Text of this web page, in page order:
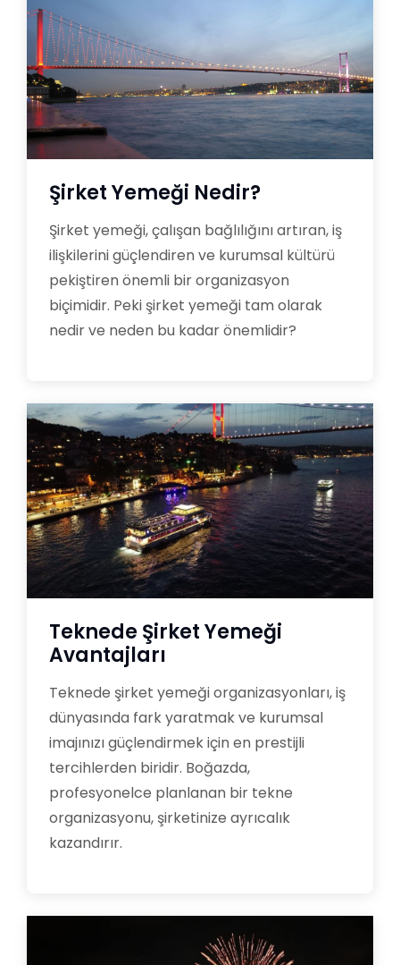
Şirket Yemeği Nedir?
Şirket yemeği, çalışan bağlılığını artıran, iş
ilişkilerini güçlendiren ve kurumsal kültürü
pekiştiren önemli bir organizasyon
biçimidir. Peki şirket yemeği tam olarak
nedir ve neden bu kadar önemlidir?
Teknede Şirket Yemeği
Avantajları
Teknede şirket yemeği organizasyonları, iş
dünyasında fark yaratmak ve kurumsal
imajınızı güçlendirmek için en prestijli
tercihlerden biridir. Boğazda,
profesyonelce planlanan bir tekne
organizasyonu, şirketinize ayrıcalık
kazandırır.